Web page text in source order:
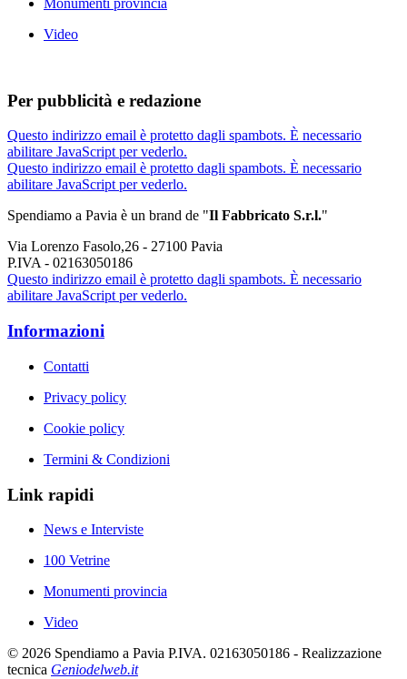
Monumenti provincia
Video
Per pubblicità e redazione
Questo indirizzo email è protetto dagli spambots. È necessario
abilitare JavaScript per vederlo.
Questo indirizzo email è protetto dagli spambots. È necessario
abilitare JavaScript per vederlo.
Spendiamo a Pavia è un brand de "Il Fabbricato S.r.l."
Via Lorenzo Fasolo,26 - 27100 Pavia
P.IVA - 02163050186
Questo indirizzo email è protetto dagli spambots. È necessario
abilitare JavaScript per vederlo.
Informazioni
Contatti
Privacy policy
Cookie policy
Termini & Condizioni
Link rapidi
News e Interviste
100 Vetrine
Monumenti provincia
Video
© 2026 Spendiamo a Pavia P.IVA. 02163050186 - Realizzazione
tecnica Geniodelweb.it